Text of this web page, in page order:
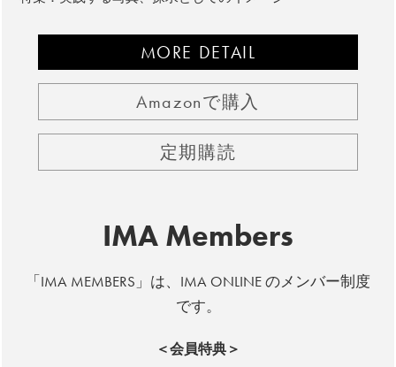
MORE DETAIL
Amazonで購入
定期購読
IMA Members
「IMA MEMBERS」は、IMA ONLINE のメンバー制度
です。
＜会員特典＞